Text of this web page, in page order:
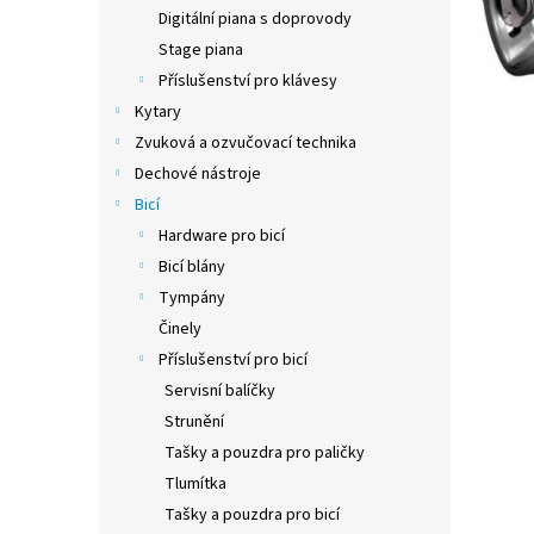
Digitální piana s doprovody
Stage piana
Příslušenství pro klávesy
Kytary
Zvuková a ozvučovací technika
Dechové nástroje
Bicí
Hardware pro bicí
Bicí blány
Tympány
Činely
Příslušenství pro bicí
Servisní balíčky
Strunění
Tašky a pouzdra pro paličky
Tlumítka
Tašky a pouzdra pro bicí